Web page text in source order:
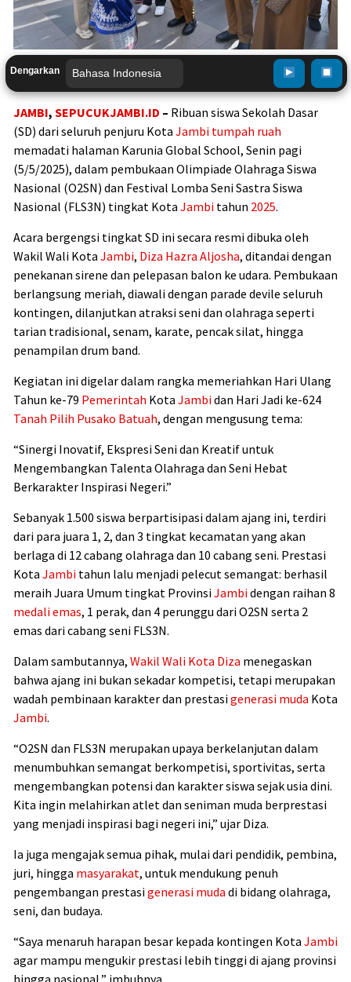
Dengarkan
JAMBI, SEPUCUKJAMBI.ID – Ribuan siswa Sekolah Dasar
(SD) dari seluruh penjuru Kota Jambi tumpah ruah
memadati halaman Karunia Global School, Senin pagi
(5/5/2025), dalam pembukaan Olimpiade Olahraga Siswa
Nasional (O2SN) dan Festival Lomba Seni Sastra Siswa
Nasional (FLS3N) tingkat Kota Jambi tahun 2025.
Acara bergengsi tingkat SD ini secara resmi dibuka oleh
Wakil Wali Kota Jambi, Diza Hazra Aljosha, ditandai dengan
penekanan sirene dan pelepasan balon ke udara. Pembukaan
berlangsung meriah, diawali dengan parade devile seluruh
kontingen, dilanjutkan atraksi seni dan olahraga seperti
tarian tradisional, senam, karate, pencak silat, hingga
penampilan drum band.
Kegiatan ini digelar dalam rangka memeriahkan Hari Ulang
Tahun ke-79 Pemerintah Kota Jambidan Hari Jadi ke-624
Tanah Pilih Pusako Batuah, dengan mengusung tema:
“Sinergi Inovatif, Ekspresi Seni dan Kreatif untuk
Mengembangkan Talenta Olahraga dan Seni Hebat
Berkarakter Inspirasi Negeri.”
Sebanyak 1.500 siswa berpartisipasi dalam ajang ini, terdiri
dari para juara 1, 2, dan 3 tingkat kecamatan yang akan
berlaga di 12 cabang olahraga dan 10 cabang seni. Prestasi
Kota Jambi tahun lalu menjadi pelecut semangat: berhasil
meraih Juara Umum tingkat ProvinsiJambidengan raihan 8
medali emas, 1 perak, dan 4 perunggu dari O2SN serta 2
emas dari cabang seni FLS3N.
Dalam sambutannya, Wakil Wali Kota Diza menegaskan
bahwa ajang ini bukan sekadar kompetisi, tetapi merupakan
wadah pembinaan karakter dan prestasigenerasi muda Kota
Jambi.
“O2SN dan FLS3N merupakan upaya berkelanjutan dalam
menumbuhkan semangat berkompetisi, sportivitas, serta
mengembangkan potensi dan karakter siswa sejak usia dini.
Kita ingin melahirkan atlet dan seniman muda berprestasi
yang menjadi inspirasi bagi negeri ini,” ujar Diza.
Ia juga mengajak semua pihak, mulai dari pendidik, pembina,
juri, hingga masyarakat, untuk mendukung penuh
pengembangan prestasigenerasi muda di bidang olahraga,
seni, dan budaya.
“Saya menaruh harapan besar kepada kontingen Kota Jambi
agar mampu mengukir prestasi lebih tinggi di ajang provinsi
hingga nasional,” imbuhnya.